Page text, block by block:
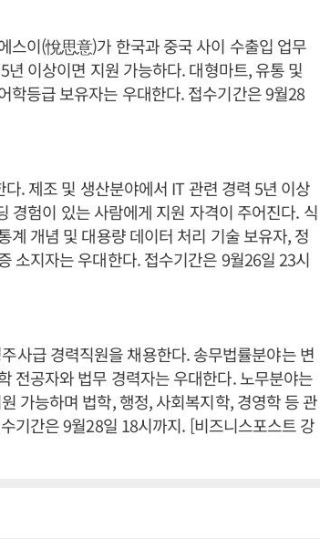
스이(悅思意)가 한국과 중국 사이 수출입 업무
이상이면 지원 가능하다. 대형마트, 유통 및
학등급 보유자는 우대한다. 접수기간은 9월28
. 제조 및 생산분야에서 IT 관련 경력 5년 이상
경험이 있는 사람에게 지원 자격이 주어진다. 식
개념 및 대용량 데이터 처리 기술 보유자, 정
소지자는 우대한다. 접수기간은 9월26일 23시
사급 경력직원을 채용한다. 송무법률분야는 변
전공자와 법무 경력자는 우대한다. 노무분야는
가능하며 법학, 행정, 사회복지학, 경영학 등 관
기간은 9월28일 18시까지. [비즈니스포스트 강